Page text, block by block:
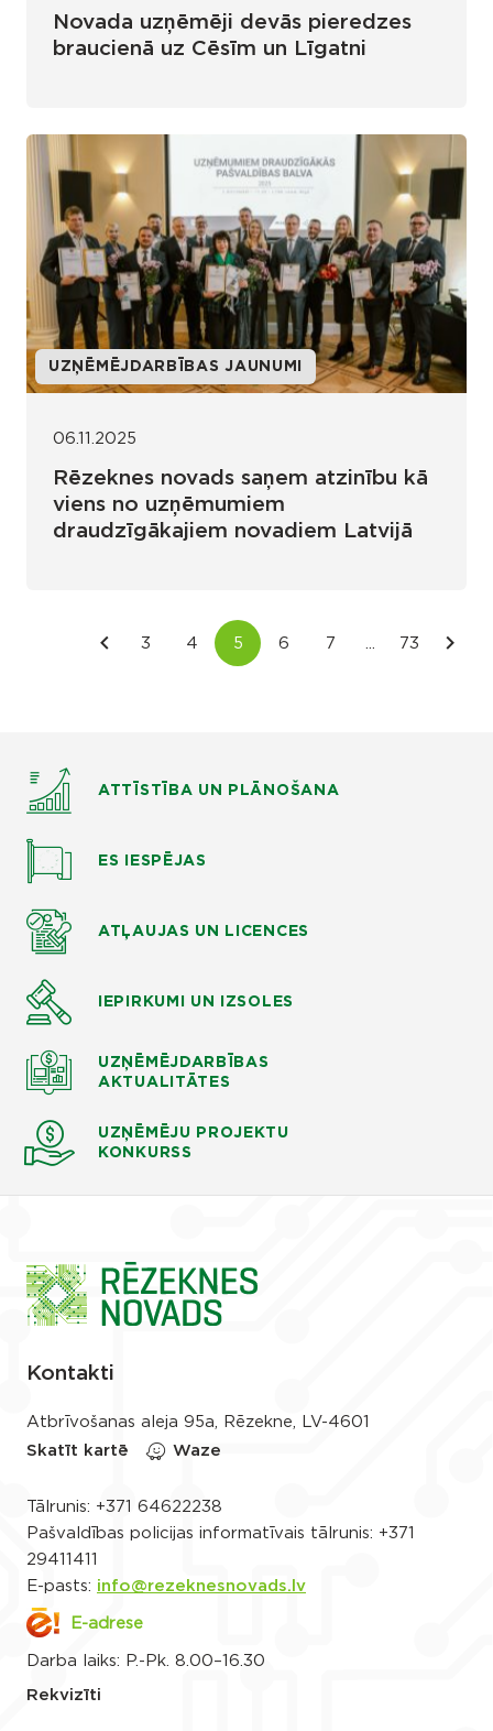
Novada uzņēmēji devās pieredzes
braucienā uz Cēsīm un Līgatni
UZŅĒMĒJDARBĪBAS JAUNUMI
06.11.2025
Rēzeknes novads saņem atzinību kā
viens no uzņēmumiem
draudzīgākajiem novadiem Latvijā
ATTĪSTĪBA UN PLĀNOŠANA
ES IESPĒJAS
ATĻAUJAS UN LICENCES
IEPIRKUMI UN IZSOLES
UZŅĒMĒJDARBĪBAS
AKTUALITĀTES
UZŅĒMĒJU PROJEKTU
KONKURSS
Kontakti
Atbrīvošanas aleja 95a, Rēzekne, LV-4601
Skatīt kartē
Waze
Tālrunis: +371 64622238
Pašvaldības policijas informatīvais tālrunis: +371
29411411
E-pasts: info@rezeknesnovads.lv
E-adrese
Darba laiks: P.-Pk. 8.00–16.30
Rekvizīti